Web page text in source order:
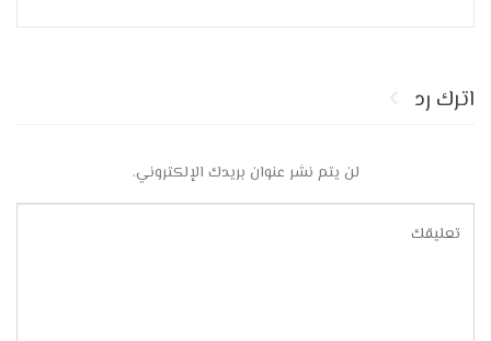
اترك رد
لن يتم نشر عنوان بريدك الإلكتروني.